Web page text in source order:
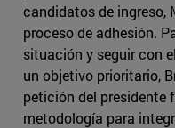
candidatos de ingreso,
proceso de adhesión.
situación y seguir con
un objetivo prioritario,
petición del presidente
metodología para